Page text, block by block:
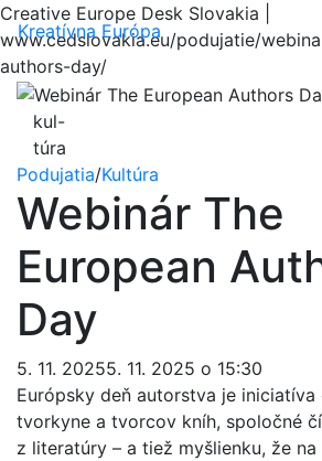
Creative Europe Desk Slovakia |
www.cedslovakia.eu/podujatie/
authors-day/
Kreatívna Európa
kul-
túra
Podujatia/Kultúra
Webinár The
European
Day
5. 11. 20255. 11. 2025 o 15:30
Európsky deň autorstva je iniciatíva
tvorkyne a tvorcov kníh, spoločné
z literatúry – a tiež myšlienku, že